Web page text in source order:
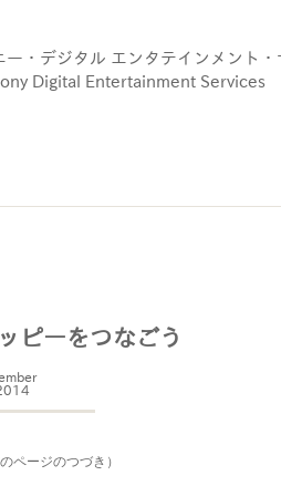
ー・デジタル エンタテインメント・
Digital Entertainment Services
ピーをつなごう
のページのつづき）